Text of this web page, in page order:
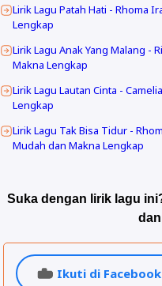
Lirik Lagu Patah Hati - Rhoma
Lengkap
Lirik Lagu Anak Yang Malang -
Makna Lengkap
Lirik Lagu Lautan Cinta -
Lengkap
Lirik Lagu Tak Bisa Tidur -
Mudah dan Makna Lengkap
Suka dengan lirik lagu
Ikuti di Facebook